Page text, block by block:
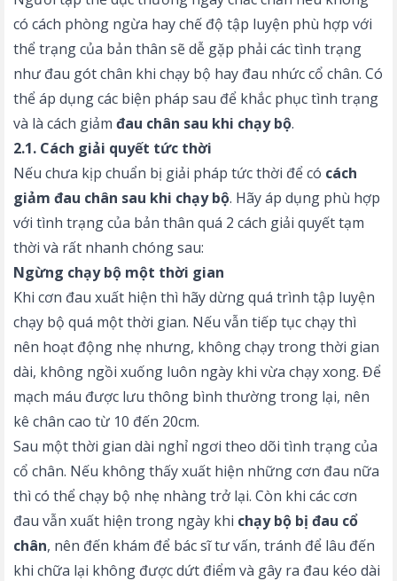
có cách phòng ngừa hay chế độ tập luyện phù hợp với
thể trạng của bản thân sẽ dễ gặp phải các tình trạng
như đau gót chân khi chạy bộ hay đau nhức cổ chân. Có
thể áp dụng các biện pháp sau để khắc phục tình trạng
và là cách giảm đau chân sau khi chạy bộ.
2.1. Cách giải quyết tức thời
Nếu chưa kịp chuẩn bị giải pháp tức thời để có cách
giảm đau chân sau khi chạy bộ. Hãy áp dụng phù hợp
với tình trạng của bản thân quá 2 cách giải quyết tạm
thời và rất nhanh chóng sau:
Ngừng chạy bộ một thời gian
Khi cơn đau xuất hiện thì hãy dừng quá trình tập luyện
chạy bộ quá một thời gian. Nếu vẫn tiếp tục chạy thì
nên hoạt động nhẹ nhưng, không chạy trong thời gian
dài, không ngồi xuống luôn ngày khi vừa chạy xong. Để
mạch máu được lưu thông bình thường trong lại, nên
kê chân cao từ 10 đến 20cm.
Sau một thời gian dài nghỉ ngơi theo dõi tình trạng của
cổ chân. Nếu không thấy xuất hiện những cơn đau nữa
thì có thể chạy bộ nhẹ nhàng trở lại. Còn khi các cơn
đau vẫn xuất hiện trong ngày khi chạy bộ bị đau cổ
chân, nên đến khám để bác sĩ tư vấn, tránh để lâu đến
khi chữa lại không được dứt điểm và gây ra đau kéo dài